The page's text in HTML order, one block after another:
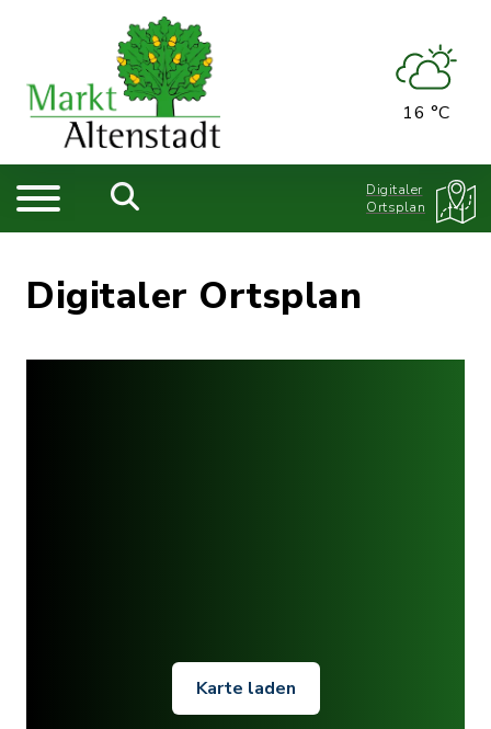
16 °C
Digitaler
Ortsplan
Digitaler Ortsplan
Karte laden